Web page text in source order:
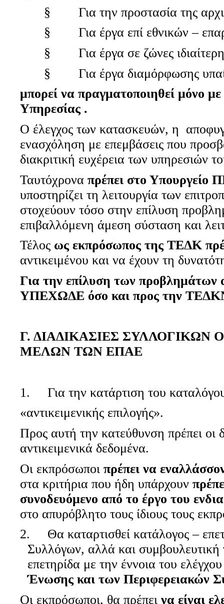
§ Για την προστασία της
§ Για έργα επί εθνικών –
§ Για έργα σε ζώνες
§ Για έργα διαμόρφωσης
μπορεί να πραγματοποιηθεί μόνο
Υπηρεσίας .
Ο έλεγχος των κατασκευών, η
ενασχόληση με επεμβάσεις που
διακριτική ευχέρεια των υπηρεσιών
Ταυτόχρονα πρέπει στο Υπουργείο
υποστηρίζει τη λειτουργία των
στοχεύουν τόσο στην επίλυση
επιβαλλόμενη άμεση σύσταση και
Τέλος ως εκπρόσωπος της ΤΕΔΚ
αντικειμένου και να έχουν τη
Για την επίλυση των
ΥΠΕΧΩΔΕ όσο και προς την
Γ. ΔΙΑΔΙΚΑΣΙΕΣ
ΜΕΛΩΝ ΤΩΝ ΕΠΑΕ
1. Για την κατάρτιση του
«αντικειμενικής επιλογής».
Προς αυτή την κατεύθυνση πρέπει οι
αντικειμενικά δεδομένα.
Οι εκπρόσωποι πρέπει να
στα κριτήρια που ήδη υπάρχουν
συνοδευόμενο από το έργο του
στο απυρόβλητο τους ίδιους τους
2. Θα καταρτισθεί κατάλογος –
Συλλόγων, αλλά και συμβουλευτική
επετηρίδα με την έννοια του
Ένωσης και των Περιφερειακών
Οι εκπρόσωποι, θα πρέπει να είναι